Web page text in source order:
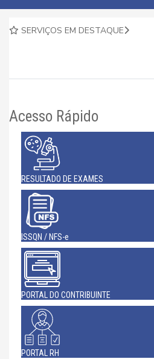
SERVIÇOS EM DESTAQUE
Acesso Rápido
RESULTADO DE EXAMES
ISSQN / NFS-e
PORTAL DO CONTRIBUINTE
PORTAL RH